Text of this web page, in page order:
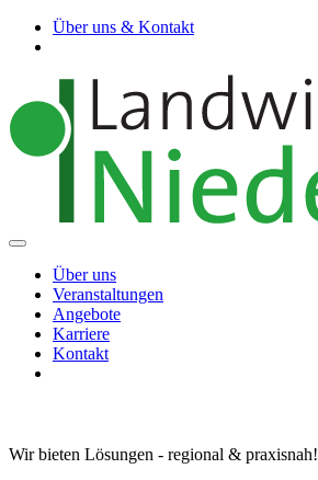
Über uns & Kontakt
Über uns
Veranstaltungen
Angebote
Karriere
Kontakt
Wir bieten Lösungen - regional & praxisnah!